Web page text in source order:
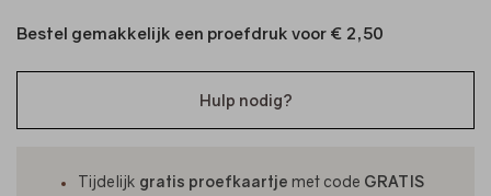
Bestel gemakkelijk een proefdruk voor € 2,50
Hulp nodig?
Tijdelijk gratis proefkaartje met code GRATIS